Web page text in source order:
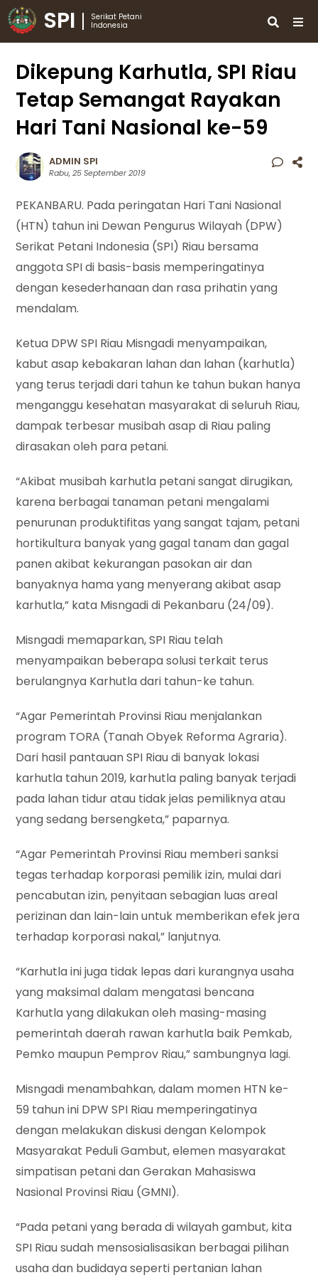
SPI
Serikat Petani
Indonesia
Dikepung Karhutla, SPI Riau
Tetap Semangat Rayakan
Hari Tani Nasional ke-59
ADMIN SPI
Rabu, 25 September 2019
PEKANBARU. Pada peringatan Hari Tani Nasional
(HTN) tahun ini Dewan Pengurus Wilayah (DPW)
Serikat Petani Indonesia (SPI) Riau bersama
anggota SPI di basis-basis memperingatinya
dengan kesederhanaan dan rasa prihatin yang
mendalam.
Ketua DPW SPI Riau Misngadi menyampaikan,
kabut asap kebakaran lahan dan lahan (karhutla)
yang terus terjadi dari tahun ke tahun bukan hanya
menganggu kesehatan masyarakat di seluruh Riau,
dampak terbesar musibah asap di Riau paling
dirasakan oleh para petani.
“Akibat musibah karhutla petani sangat dirugikan,
karena berbagai tanaman petani mengalami
penurunan produktifitas yang sangat tajam, petani
hortikultura banyak yang gagal tanam dan gagal
panen akibat kekurangan pasokan air dan
banyaknya hama yang menyerang akibat asap
karhutla,” kata Misngadi di Pekanbaru (24/09).
Misngadi memaparkan, SPI Riau telah
menyampaikan beberapa solusi terkait terus
berulangnya Karhutla dari tahun-ke tahun.
“Agar Pemerintah Provinsi Riau menjalankan
program TORA (Tanah Obyek Reforma Agraria).
Dari hasil pantauan SPI Riau di banyak lokasi
karhutla tahun 2019, karhutla paling banyak terjadi
pada lahan tidur atau tidak jelas pemiliknya atau
yang sedang bersengketa,” paparnya.
“Agar Pemerintah Provinsi Riau memberi sanksi
tegas terhadap korporasi pemilik izin, mulai dari
pencabutan izin, penyitaan sebagian luas areal
perizinan dan lain-lain untuk memberikan efek jera
terhadap korporasi nakal,” lanjutnya.
“Karhutla ini juga tidak lepas dari kurangnya usaha
yang maksimal dalam mengatasi bencana
Karhutla yang dilakukan oleh masing-masing
pemerintah daerah rawan karhutla baik Pemkab,
Pemko maupun Pemprov Riau,” sambungnya lagi.
Misngadi menambahkan, dalam momen HTN ke-
59 tahun ini DPW SPI Riau memperingatinya
dengan melakukan diskusi dengan Kelompok
Masyarakat Peduli Gambut, elemen masyarakat
simpatisan petani dan Gerakan Mahasiswa
Nasional Provinsi Riau (GMNI).
“Pada petani yang berada di wilayah gambut, kita
SPI Riau sudah mensosialisasikan berbagai pilihan
usaha dan budidaya seperti pertanian lahan